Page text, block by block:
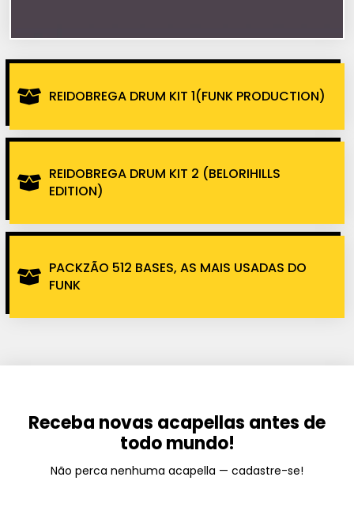
REIDOBREGA DRUM KIT 1(FUNK PRODUCTION)
REIDOBREGA DRUM KIT 2 (BELORIHILLS
EDITION)
PACKZÃO 512 BASES, AS MAIS USADAS DO
FUNK
Receba novas acapellas antes de
todo mundo!
Não perca nenhuma acapella — cadastre-se!